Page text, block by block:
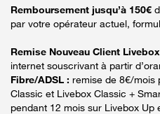
Remboursement jusqu’à 150€
par votre opérateur actuel,
Remise Nouveau Client Livebox
internet souscrivant à partir
Fibre/ADSL : remise de 8€/mois
Classic et Livebox Classic +
pendant 12 mois sur Livebox Up